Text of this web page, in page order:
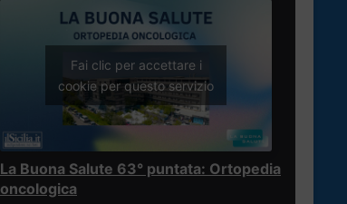
Fai clic per accettare i
cookie per questo servizio
La Buona Salute 63° puntata: Ortopedia
oncologica